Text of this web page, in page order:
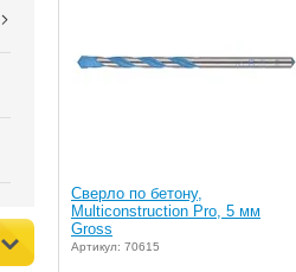
Сверло по бетону,
Multiconstruction Pro, 5 мм
Gross
Артикул: 70615